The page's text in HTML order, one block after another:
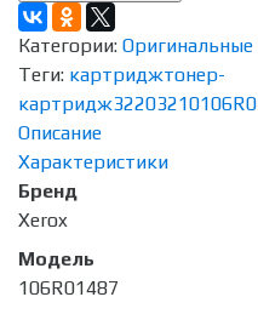
Категории:
Теги: картриджтонер-
картридж32203210
Описание
Характеристики
Бренд
Xerox
Модель
106R01487